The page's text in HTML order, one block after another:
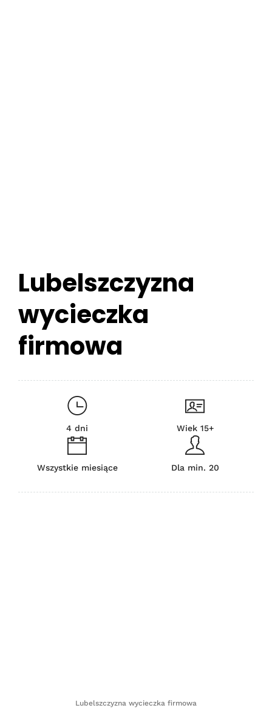
Lubelszczyzna
wycieczka
firmowa
4 dni Wiek 15+
Wszystkie miesiące Dla min. 20
Lubelszczyzna wycieczka firmowa